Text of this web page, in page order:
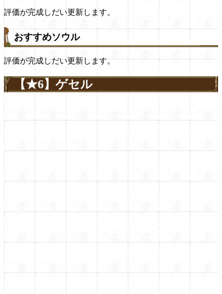
評価が完成しだい更新します。
おすすめソウル
評価が完成しだい更新します。
【★6】ゲセル